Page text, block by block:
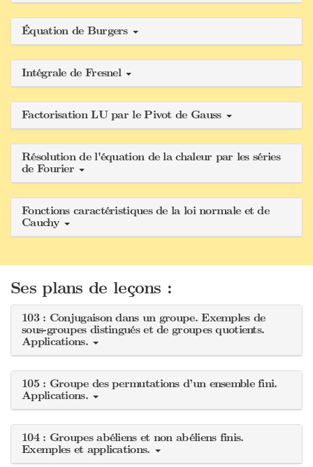
Équation de Burgers
Intégrale de Fresnel
Factorisation LU par le Pivot de Gauss
Résolution de l'équation de la chaleur par les séries
de Fourier
Fonctions caractéristiques de la loi normale et de
Cauchy
Ses plans de leçons :
103 : Conjugaison dans un groupe. Exemples de
sous-groupes distingués et de groupes quotients.
Applications.
105 : Groupe des permutations d’un ensemble fini.
Applications.
104 : Groupes abéliens et non abéliens finis.
Exemples et applications.